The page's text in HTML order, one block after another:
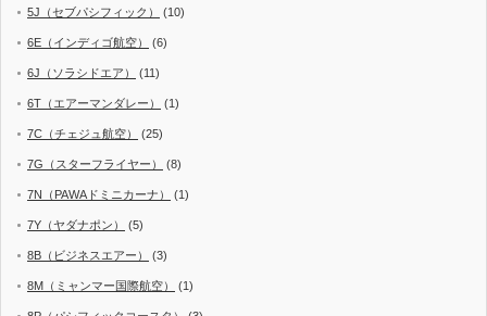
5J（セブパシフィック） (10)
6E（インディゴ航空） (6)
6J（ソラシドエア） (11)
6T（エアーマンダレー） (1)
7C（チェジュ航空） (25)
7G（スターフライヤー） (8)
7N（PAWAドミニカーナ） (1)
7Y（ヤダナポン） (5)
8B（ビジネスエアー） (3)
8M（ミャンマー国際航空） (1)